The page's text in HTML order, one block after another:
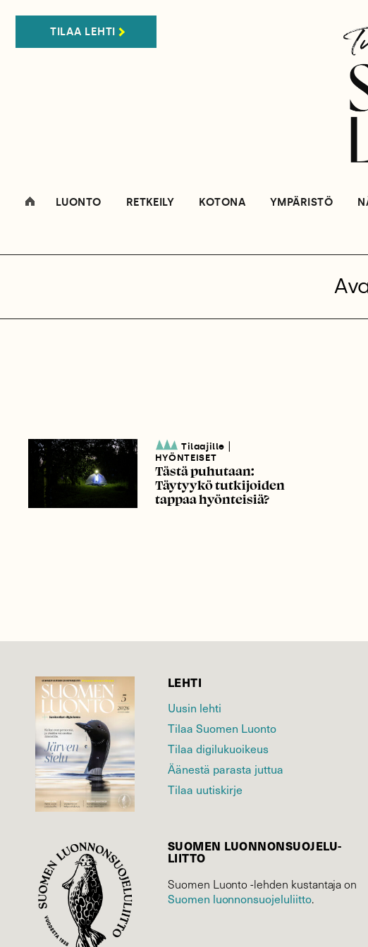
TILAA LEHTI
LUONTO RETKEILY KOTONA YMPÄRISTÖ
Tilaajille
HYÖNTEISET
Tästä puhutaan:
Täytyykö tutkijoiden
tappaa hyönteisiä?
LEHTI
Uusin lehti
Tilaa Suomen Luonto
Tilaa digilukuoikeus
Äänestä parasta juttua
Tilaa uutiskirje
SUOMEN LUONNON­SUOJELU­
LIITTO
Suomen Luonto -lehden kustantaja on
Suomen luonnonsuojelu­liitto.